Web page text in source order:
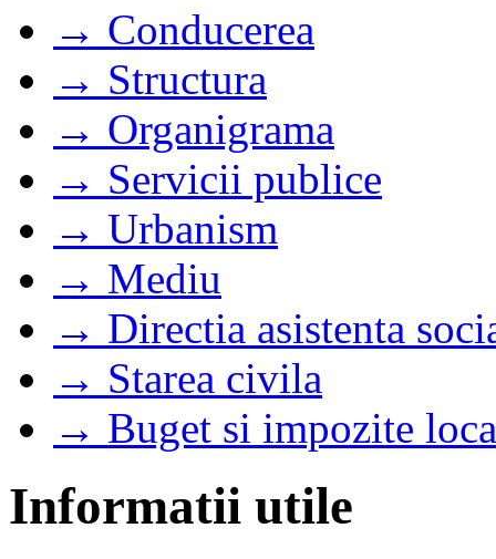
→ Conducerea
→ Structura
→ Organigrama
→ Servicii publice
→ Urbanism
→ Mediu
→ Directia asistenta
→ Starea civila
→ Buget si impozite
Informatii utile